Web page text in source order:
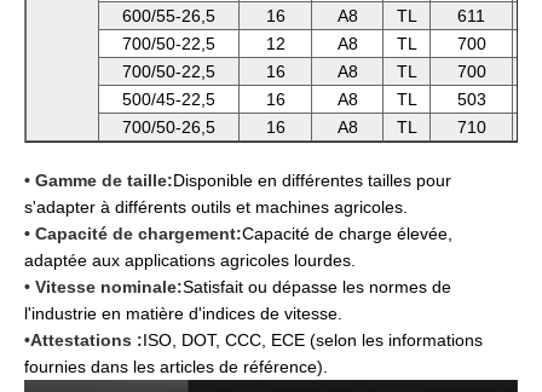
600/55-26,5
16 A8 TL 611
700/50-22,5
12 A8 TL 700
700/50-22,5
16 A8 TL 700
500/45-22,5
16 A8 TL 503
700/50-26,5
16 A8 TL 710
• Gamme de taille:Disponible en différentes tailles pour
s'adapter à différents outils et machines agricoles.
• Capacité de chargement:Capacité de charge élevée,
adaptée aux applications agricoles lourdes.
• Vitesse nominale:Satisfait ou dépasse les normes de
l'industrie en matière d'indices de vitesse.
•Attestations :ISO, DOT, CCC, ECE (selon les informations
fournies dans les articles de référence).